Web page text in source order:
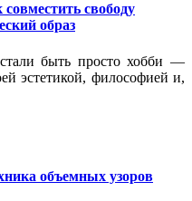
свободу
образ
быть просто хобби —
эстетикой, философией и,
объемных узоров